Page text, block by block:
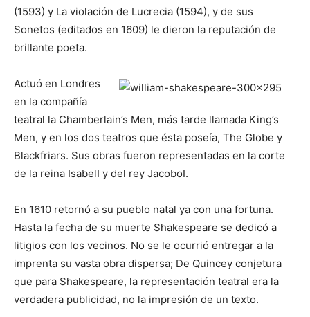
(1593) y La violación de Lucrecia (1594), y de sus
Sonetos (editados en 1609) le dieron la reputación de
brillante poeta.
Actuó en Londres
en la compañía
teatral la Chamberlain’s Men, más tarde llamada King’s
Men, y en los dos teatros que ésta poseía, The Globe y
Blackfriars. Sus obras fueron representadas en la corte
de la reina IsabelI y del rey JacoboI.
En 1610 retornó a su pueblo natal ya con una fortuna.
Hasta la fecha de su muerte Shakespeare se dedicó a
litigios con los vecinos. No se le ocurrió entregar a la
imprenta su vasta obra dispersa; De Quincey conjetura
que para Shakespeare, la representación teatral era la
verdadera publicidad, no la impresión de un texto.